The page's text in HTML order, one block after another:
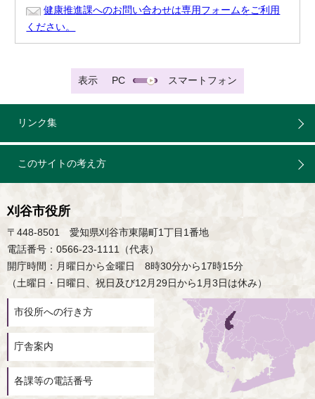
健康推進課へのお問い合わせは専用フォームをご利用
ください。
表示 PC スマートフォン
リンク集
このサイトの考え方
刈谷市役所
〒448-8501 愛知県刈谷市東陽町1丁目1番地
電話番号：0566-23-1111（代表）
開庁時間：月曜日から金曜日 8時30分から17時15分
（土曜日・日曜日、祝日及び12月29日から1月3日は休み）
市役所への行き方
庁舎案内
各課等の電話番号